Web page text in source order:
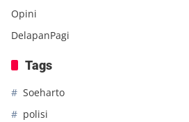
Opini
DelapanPagi
Tags
Soeharto
polisi